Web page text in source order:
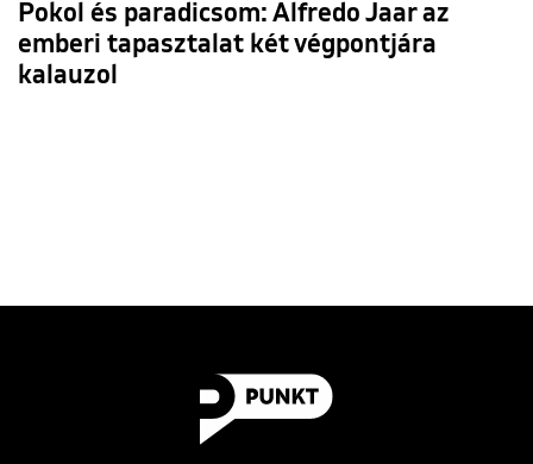
Pokol és paradicsom: Alfredo Jaar az
emberi tapasztalat két végpontjára
kalauzol